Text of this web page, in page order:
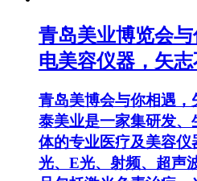
青岛美业博览会
电美容仪器，矢
青岛美博会与你相遇
泰美业是一家集研发
体的专业医疗及美容
光、E光、射频、超声